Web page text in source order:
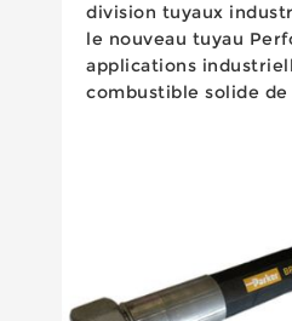
division tuyaux
le nouveau tuyau
applications
combustible solide